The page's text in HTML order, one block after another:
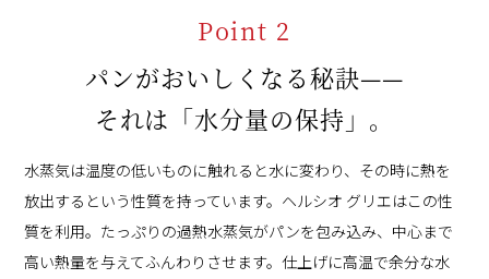
Point 2
パンがおいしくなる秘訣——
それは「水分量の保持」。
水蒸気は温度の低いものに触れると水に変わり、その時に熱を
放出するという性質を持っています。ヘルシオ グリエはこの性
質を利用。たっぷりの過熱水蒸気がパンを包み込み、中心まで
高い熱量を与えてふんわりさせます。仕上げに高温で余分な水